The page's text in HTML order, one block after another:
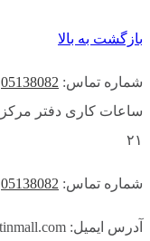
بازگشت به بالا
شماره تماس: 05138082
۲۱
شماره تماس: 05138082
آدرس ایمیل: info@abtinmall.com